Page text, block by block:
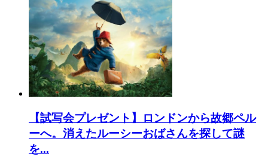
【試写会プレゼント】ロンドンから故郷ペル
ーへ。消えたルーシーおばさんを探して謎
を...